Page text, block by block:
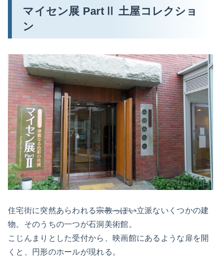
マイセン展 PartⅡ 土屋コレクショ
ン
住宅街に突然あらわれる宗教っぽい立派ないくつかの建
物。そのうちの一つが石洞美術館。
こじんまりとした受付から、映画館にあるような扉を開
くと、円形のホールが現れる。